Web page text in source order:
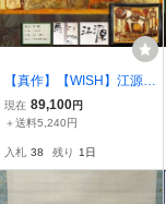
【真作】【WISH】江源
「古都」油彩 30号 大作 1
996年作 金箔仕様 共シー
馬 〇兵馬俑画第一人
者 #26072045
現在 89,100円
＋送料5,240円
入札 38 残り 1日